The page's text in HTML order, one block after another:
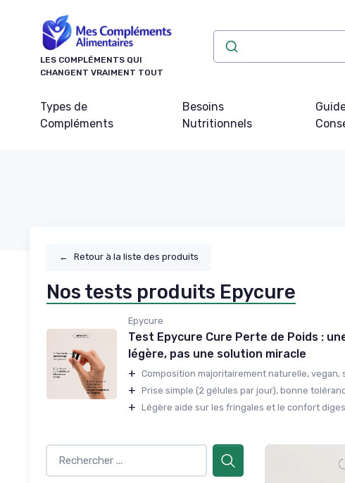
LES COMPLÉMENTS QUI
CHANGENT VRAIMENT TOUT
Types de
Compléments
Besoins
Nutritionnels
← Retour à la liste des produits
Nos tests produits Epycure
Epycure
Test Epycure Cure Perte de Poids :
légère, pas une solution miracle
+ Composition majoritairement naturelle, vegan,
+ Prise simple (2 gélules par jour), bonne
+ Légère aide sur les fringales et le confort